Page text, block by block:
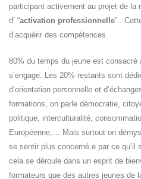
participant activement au projet de la
d’ “activation professionnelle” .
d’acquérir des compétences.
80% du temps du jeune est consacré
s’engage. Les 20% restants sont
d’orientation personnelle et
formations, on parle démocratie,
politique, interculturalité,
Européenne,… Mais surtout on
se sentir plus concerné.e par ce qu’il
cela se déroule dans un esprit de
formateurs que des autres jeunes de